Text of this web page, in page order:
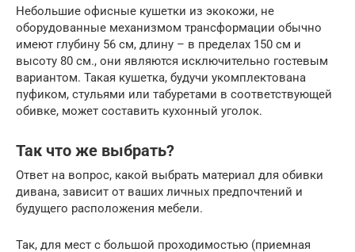
Небольшие офисные кушетки из экокожи, не
оборудованные механизмом трансформации обычно
имеют глубину 56 см, длину – в пределах 150 см и
высоту 80 см., они являются исключительно гостевым
вариантом. Такая кушетка, будучи укомплектована
пуфиком, стульями или табуретами в соответствующей
обивке, может составить кухонный уголок.
Так что же выбрать?
Ответ на вопрос, какой выбрать материал для обивки
дивана, зависит от ваших личных предпочтений и
будущего расположения мебели.
Так, для мест с большой проходимостью (приемная